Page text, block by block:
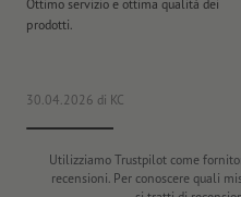
Ottimo servizio e ottima qualità dei
prodotti.
30.04.2026 di KC
Utilizziamo Trustpilot come
recensioni. Per conoscere quali